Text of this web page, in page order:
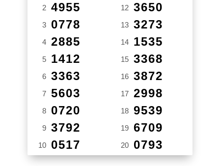
2 4955
3 0778
4 2885
5 1412
6 3363
7 5603
8 0720
9 3792
10 0517
12 3650
13 3273
14 1535
15 3368
16 3872
17 2998
18 9539
19 6709
20 0793